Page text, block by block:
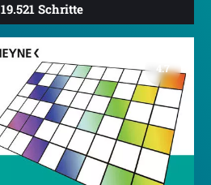
19.521 Schritte
4.7